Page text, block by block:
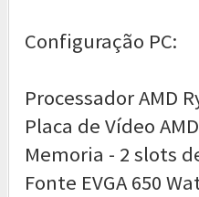
Configuração PC:
Processador AMD
Placa de Vídeo
Memoria - 2 slots
Fonte EVGA 650